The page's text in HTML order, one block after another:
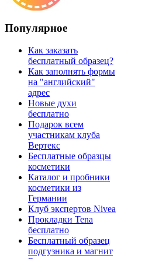
Популярное
Как заказать
бесплатный образец?
Как заполнять формы
на "английский"
адрес
Новые духи
бесплатно
Подарок всем
участникам клуба
Вертекс
Бесплатные образцы
косметики
Каталог и пробники
косметики из
Германии
Клуб экспертов Nivea
Прокладки Tena
бесплатно
Бесплатный образец
подгузника и магнит